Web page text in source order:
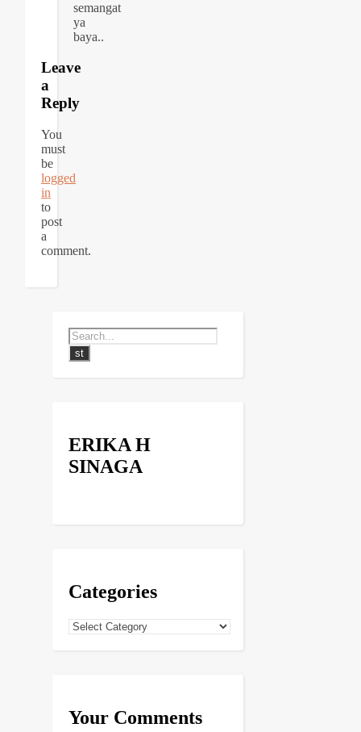
semangat
ya
baya..
Leave
a
Reply
You
must
be
logged
in
to
post
a
comment.
ERIKA H
SINAGA
Categories
Categories
Your Comments